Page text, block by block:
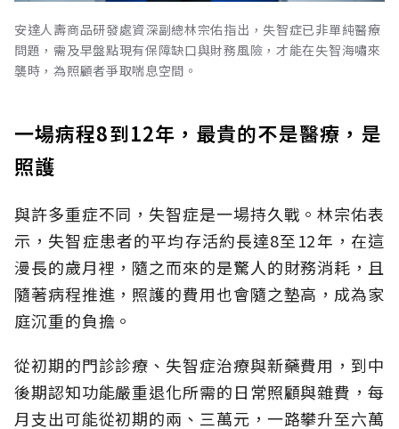
安達人壽商品研發處資深副總林宗佑指出，失智症已非單純醫療
問題，需及早盤點現有保障缺口與財務風險，才能在失智海嘯來
襲時，為照顧者爭取喘息空間。
一場病程8到12年，最貴的不是醫療，是
照護
與許多重症不同，失智症是一場持久戰。林宗佑表
示，失智症患者的平均存活約長達8至12年，在這
漫長的歲月裡，隨之而來的是驚人的財務消耗，且
隨著病程推進，照護的費用也會隨之墊高，成為家
庭沉重的負擔。
從初期的門診診療、失智症治療與新藥費用，到中
後期認知功能嚴重退化所需的日常照顧與雜費，每
月支出可能從初期的兩、三萬元，一路攀升至六萬